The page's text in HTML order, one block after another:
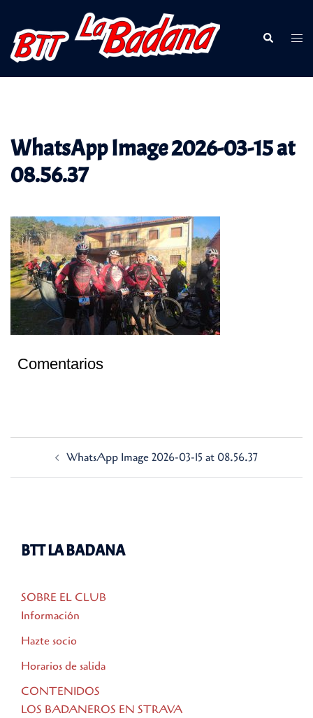
contenido
Buscar
WhatsApp Image 2026-03-15 at
08.56.37
Comentarios
WhatsApp Image 2026-03-15 at 08.56.37
BTT LA BADANA
SOBRE EL CLUB
Información
Hazte socio
Horarios de salida
CONTENIDOS
LOS BADANEROS EN STRAVA